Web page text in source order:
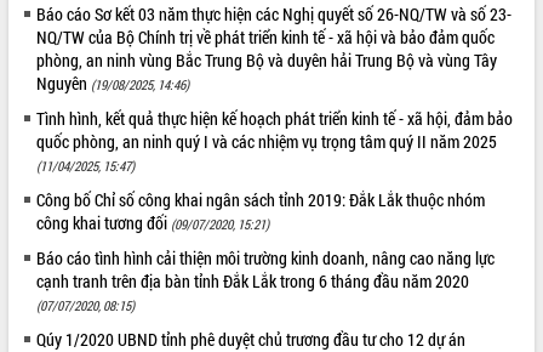
mặt Đoàn chuyên gia y tế TP. Hồ Chí
Minh
Lễ truy điệu và an táng hài cốt liệt sĩ
tại Nghĩa trang Liệt sĩ xã Sơn Hòa
Bàn giải pháp tháo gỡ khó khăn trong
xuất khẩu sầu riêng và triển khai quy
định EUDR
Thứ trưởng Bộ Nông nghiệp và Môi
trường Nguyễn Hoàng Hiệp khảo sát
vùng trồng và doanh nghiệp đóng gói
sầu riêng tại Đắk Lắk
Trình diễn nghệ thuật chế biến các
món ăn từ sầu riêng
THỐNG KÊ TRUY CẬP
Tất cả:
66081157
Báo cáo Sơ kết 03 năm thực hiện các Nghị quyết số 26-NQ/TW và số 23-
NQ/TW của Bộ Chính trị về phát triển kinh tế - xã hội và bảo đảm quốc
phòng, an ninh vùng Bắc Trung Bộ và duyên hải Trung Bộ và vùng Tây
Nguyên (19/08/2025, 14:46)
Tình hình, kết quả thực hiện kế hoạch phát triển kinh tế - xã hội, đảm bảo
quốc phòng, an ninh quý I và các nhiệm vụ trọng tâm quý II năm 2025
(11/04/2025, 15:47)
Công bố Chỉ số công khai ngân sách tỉnh 2019: Đắk Lắk thuộc nhóm
công khai tương đối (09/07/2020, 15:21)
Báo cáo tình hình cải thiện môi trường kinh doanh, nâng cao năng lực
cạnh tranh trên địa bàn tỉnh Đắk Lắk trong 6 tháng đầu năm 2020
(07/07/2020, 08:15)
Qúy 1/2020 UBND tỉnh phê duyệt chủ trương đầu tư cho 12 dự án